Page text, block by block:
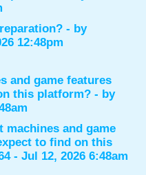
- by
12:48pm
and game features
this platform? - by
machines and game
to find on this
- Jul 12, 2026 6:48am